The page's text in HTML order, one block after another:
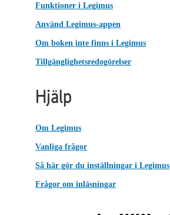
Funktioner i Legimus
Använd Legimus-appen
Om boken inte finns i Legimus
Tillgänglighetsredogörelser
Hjälp
Om Legimus
Vanliga frågor
Så här gör du inställningar i Legimus
Frågor om inläsningar